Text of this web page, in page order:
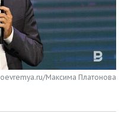
Максима Платонова